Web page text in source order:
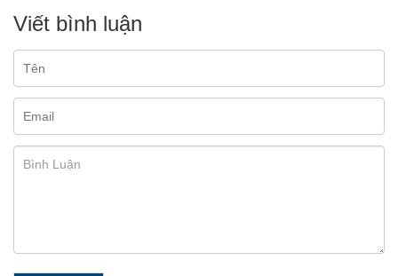
Viết bình luận